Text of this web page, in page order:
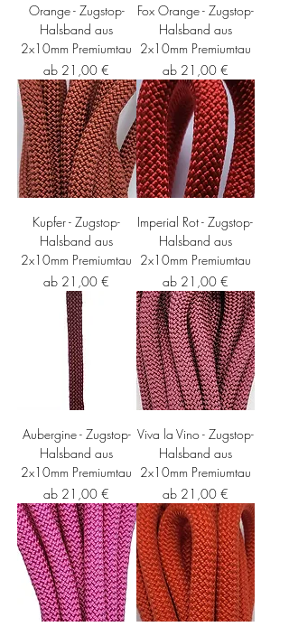
Orange - Zugstop-
Halsband aus
2x10mm Premiumtau
ab 21,00 €
Sale-Preis
Fox Orange - Zugstop-
Halsband aus
2x10mm Premiumtau
ab 21,00 €
Sale-Preis
Kupfer - Zugstop-
Halsband aus
2x10mm Premiumtau
ab 21,00 €
Sale-Preis
Imperial Rot - Zugstop-
Halsband aus
2x10mm Premiumtau
ab 21,00 €
Sale-Preis
Aubergine - Zugstop-
Halsband aus
2x10mm Premiumtau
ab 21,00 €
Sale-Preis
Viva la Vino - Zugstop-
Halsband aus
2x10mm Premiumtau
ab 21,00 €
Sale-Preis